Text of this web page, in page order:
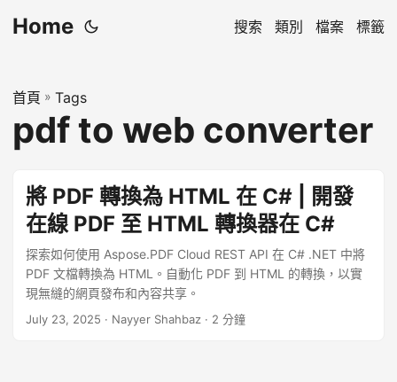
Home 搜索 類別 檔案 標籤
首頁 » Tags
pdf to web converter
將 PDF 轉換為 HTML 在 C# | 開發
在線 PDF 至 HTML 轉換器在 C#
探索如何使用 Aspose.PDF Cloud REST API 在 C# .NET 中將
PDF 文檔轉換為 HTML。自動化 PDF 到 HTML 的轉換，以實
現無縫的網頁發布和內容共享。
July 23, 2025 · Nayyer Shahbaz · 2 分鐘